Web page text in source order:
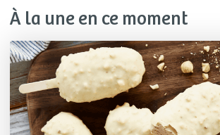
À la une en ce moment